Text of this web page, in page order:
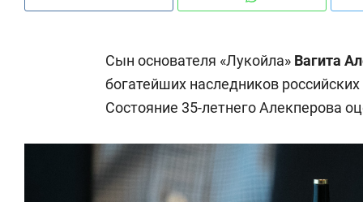
Сын основателя «Лукойла» Вагита
богатейших наследников
Состояние 35-летнего Алекперова
Как ГК «МИР ГРУПП» и ВТБ
создают оазис жилого
комфорта под Казанью
Рекомендуем
150 камер